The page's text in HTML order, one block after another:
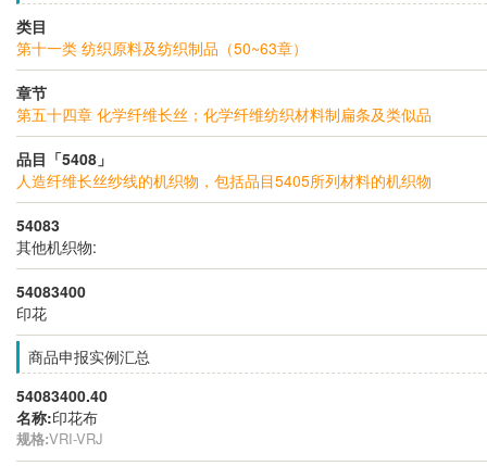
类目
第十一类 纺织原料及纺织制品（50~63章）
章节
第五十四章 化学纤维长丝；化学纤维纺织材料制扁条及类似品
品目「5408」
人造纤维长丝纱线的机织物，包括品目5405所列材料的机织物
54083
其他机织物:
54083400
印花
商品申报实例汇总
54083400.40
名称:印花布
规格:VRI-VRJ